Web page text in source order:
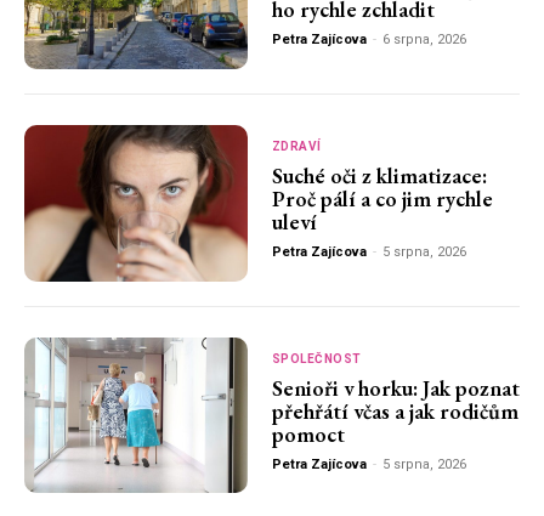
ho rychle zchladit
Petra Zajícova - 6 srpna, 2026
ZDRAVÍ
Suché oči z klimatizace:
Proč pálí a co jim rychle
uleví
Petra Zajícova - 5 srpna, 2026
SPOLEČNOST
Senioři v horku: Jak poznat
přehřátí včas a jak rodičům
pomoct
Petra Zajícova - 5 srpna, 2026